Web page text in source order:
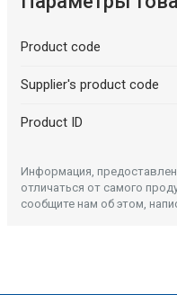
Product code
Supplier's product code
Product ID
Информация,
отличаться от самого
сообщите нам об этом,